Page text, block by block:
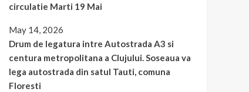
circulatie Marti 19 Mai
May 14, 2026
Drum de legatura intre Autostrada A3 si
centura metropolitana a Clujului. Soseaua va
lega autostrada din satul Tauti, comuna
Floresti